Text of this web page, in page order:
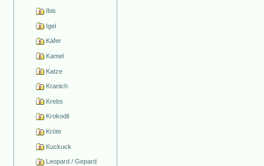
Ibis
Igel
Käfer
Kamel
Katze
Kranich
Krebs
Krokodil
Kröte
Kuckuck
Leopard / Gepard